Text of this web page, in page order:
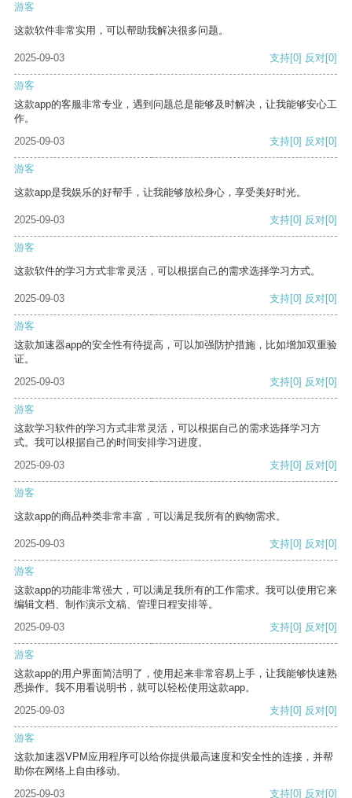
游客
这款软件非常实用，可以帮助我解决很多问题。
2025-09-03 支持[0] 反对[0]
游客
这款app的客服非常专业，遇到问题总是能够及时解决，让我能够安心工
作。
2025-09-03
支持[0] 反对[0]
游客
这款app是我娱乐的好帮手，让我能够放松身心，享受美好时光。
2025-09-03 支持[0] 反对[0]
游客
这款软件的学习方式非常灵活，可以根据自己的需求选择学习方式。
2025-09-03 支持[0] 反对[0]
游客
这款加速器app的安全性有待提高，可以加强防护措施，比如增加双重验
证。
2025-09-03
支持[0] 反对[0]
游客
这款学习软件的学习方式非常灵活，可以根据自己的需求选择学习方
式。我可以根据自己的时间安排学习进度。
2025-09-03
支持[0] 反对[0]
游客
这款app的商品种类非常丰富，可以满足我所有的购物需求。
2025-09-03 支持[0] 反对[0]
游客
这款app的功能非常强大，可以满足我所有的工作需求。我可以使用它来
编辑文档、制作演示文稿、管理日程安排等。
2025-09-03
支持[0] 反对[0]
游客
这款app的用户界面简洁明了，使用起来非常容易上手，让我能够快速熟
悉操作。我不用看说明书，就可以轻松使用这款app。
2025-09-03
支持[0] 反对[0]
游客
这款加速器VPM应用程序可以给你提供最高速度和安全性的连接，并帮
助你在网络上自由移动。
2025-09-03
支持[0] 反对[0]